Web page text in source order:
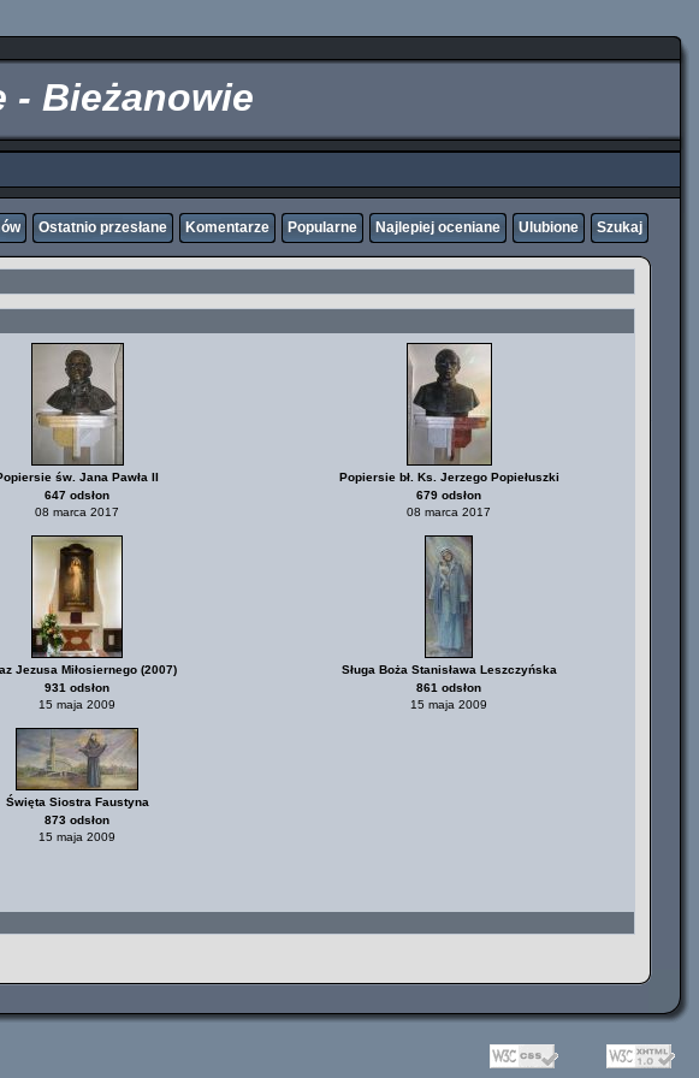
- Bieżanowie
Ostatnio przesłane Komentarze Popularne Najlepiej oceniane Ulubione Szukaj
św. Jana Pawła II
647 odsłon
08 marca 2017
Popiersie bł. Ks. Jerzego Popiełuszki
679 odsłon
08 marca 2017
Jezusa Miłosiernego (2007)
931 odsłon
15 maja 2009
Sługa Boża Stanisława Leszczyńska
861 odsłon
15 maja 2009
Święta Siostra Faustyna
873 odsłon
15 maja 2009